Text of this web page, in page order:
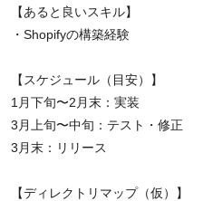
【あると良いスキル】
・Shopifyの構築経験
【スケジュール（目安）】
1月下旬〜2月末：実装
3月上旬〜中旬：テスト・修正
3月末：リリース
【ディレクトリマップ（仮）】